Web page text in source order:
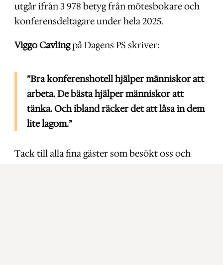
utgår ifrån 3 978 betyg från mötesbokare och
konferensdeltagare under hela 2025.
Viggo Cavlingpå Dagens PS skriver:
”Bra konferenshotell hjälper människor att
arbeta. De bästa hjälper människor att
tänka. Och ibland räcker det att låsa in dem
lite lagom.”
Tack till alla fina gäster som besökt oss och